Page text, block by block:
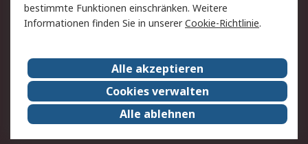
Impressum
Webseite Konditionen
RS weltweit
Karriere bei RS
Nachhaltigkeit
Qualität/Zertifikate
Presse-Center
Event-Center
bestimmte Funktionen einschränken. Weitere
Informationen finden Sie in unsererCookie-Richtlinie.
Alle akzeptieren
Cookies verwalten
Alle ablehnen